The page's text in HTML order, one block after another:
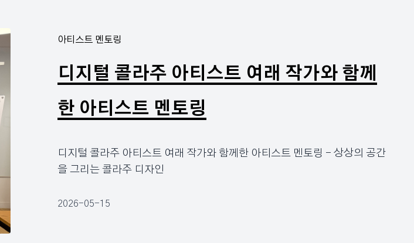
아티스트 멘토링
디지털 콜라주 아티스트 여래 작가와 함께
한 아티스트 멘토링
디지털 콜라주 아티스트 여래 작가와 함께한 아티스트 멘토링 – 상상의 공간
을 그리는 콜라주 디자인
2026-05-15